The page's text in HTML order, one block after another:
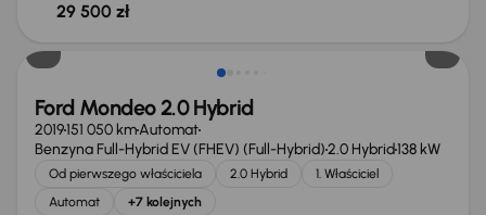
29 500 zł
Taniej o 1 500 zł
Ford Mondeo 2.0 Hybrid
2019151 050 kmAutomat
Benzyna Full-Hybrid EV (FHEV) (Full-Hybrid)2.0 Hybrid138 kW
Od pierwszego właściciela 2.0 Hybrid
1. Właściciel
Automat
+7 kolejnych